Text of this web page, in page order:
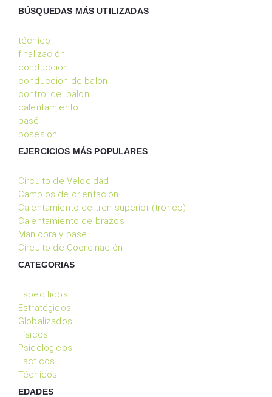
BÚSQUEDAS MÁS UTILIZADAS
técnico
finalización
conduccion
conduccion de balon
control del balon
calentamiento
pasé
posesion
EJERCICIOS MÁS POPULARES
Circuito de Velocidad
Cambios de orientación
Calentamiento de tren superior (tronco)
Calentamiento de brazos
Maniobra y pase
Circuito de Coordinación
CATEGORIAS
Específicos
Estratégicos
Globalizados
Físicos
Psicológicos
Tácticos
Técnicos
EDADES